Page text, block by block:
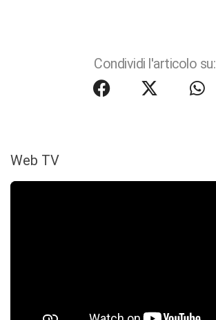
Condividi l'articolo su:
Web TV